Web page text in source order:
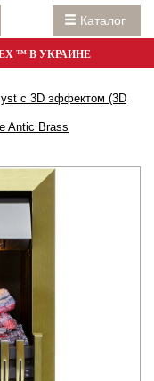
Каталог
™ В УКРАИНЕ
с 3D эффектом (3D
Antic Brass